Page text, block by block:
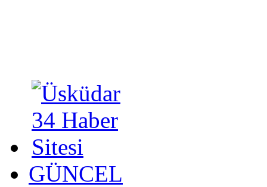
GÜNCEL